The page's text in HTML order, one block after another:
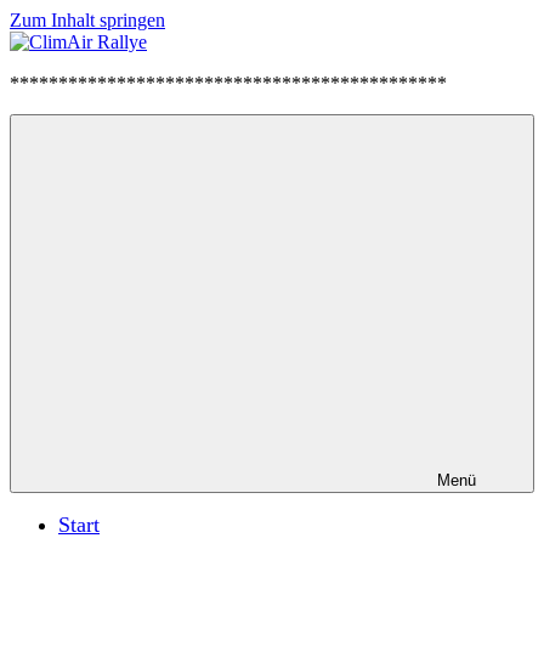
Zum Inhalt springen
ClimAir
*********************************************
Menü
Start